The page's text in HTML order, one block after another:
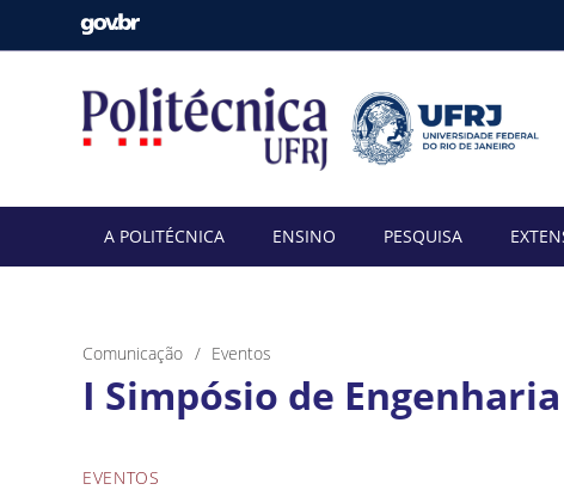
A POLITÉCNICA ENSINO PESQUISA
Comunicação Eventos
I Simpósio de
EVENTOS